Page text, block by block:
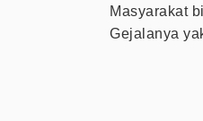
Masyarakat
Gejalanya